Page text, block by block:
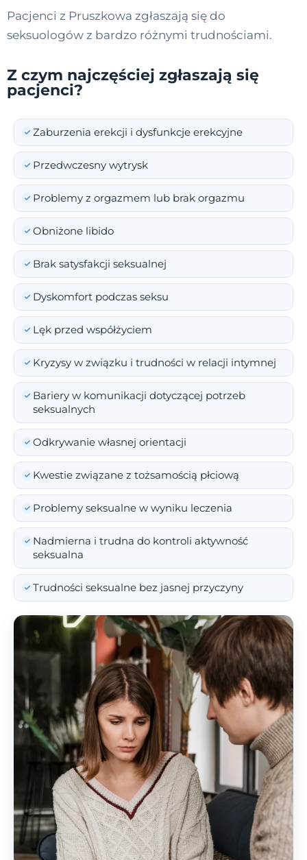
Pacjenci z Pruszkowa zgłaszają się do
seksuologów z bardzo różnymi trudnościami.
Z czym najczęściej zgłaszają się
pacjenci?
Zaburzenia erekcji i dysfunkcje erekcyjne
Przedwczesny wytrysk
Problemy z orgazmem lub brak orgazmu
Obniżone libido
Brak satysfakcji seksualnej
Dyskomfort podczas seksu
Lęk przed współżyciem
Kryzysy w związku i trudności w relacji intymnej
Bariery w komunikacji dotyczącej potrzeb
seksualnych
Odkrywanie własnej orientacji
Kwestie związane z tożsamością płciową
Problemy seksualne w wyniku leczenia
Nadmierna i trudna do kontroli aktywność
seksualna
Trudności seksualne bez jasnej przyczyny